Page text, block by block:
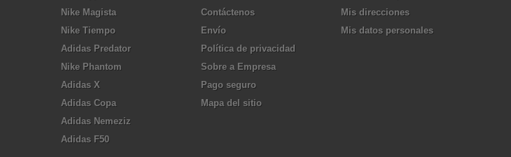
Nike Magista
Nike Tiempo
Adidas Predator
Nike Phantom
Adidas X
Adidas Copa
Adidas Nemeziz
Adidas F50
Contáctenos
Envío
Política de privacidad
Sobre a Empresa
Pago seguro
Mapa del sitio
Mis direcciones
Mis datos personales